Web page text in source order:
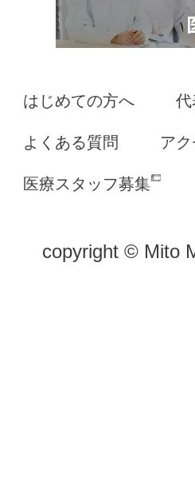
はじめての方へ 代
よくある質問 アク
医療スタッフ募集
copyright © Mito